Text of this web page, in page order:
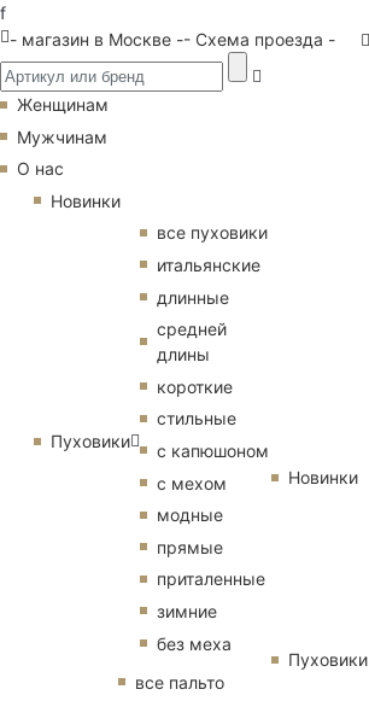
f
- магазин в Москве -- Схема проезда -
Женщинам
Мужчинам
О нас
Новинки
Пуховики
все пуховики
итальянские
длинные
средней
длины
короткие
стильные
с капюшоном
с мехом
модные
прямые
приталенные
зимние
без меха
все пальто
Новинки
Пуховики